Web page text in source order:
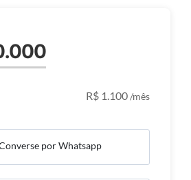
R$ 1.100/mês
por Whatsapp